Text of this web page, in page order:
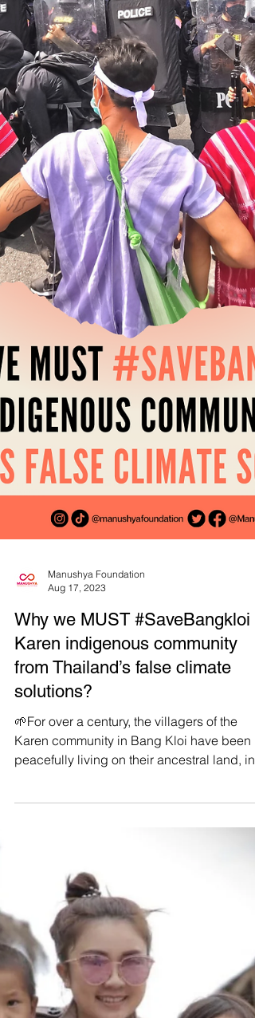
Manushya Foundation
Aug 17, 2023
solutions?
🌱For over a century, the villagers of the
Karen community in Bang Kloi have been
peacefully living on their ancestral land, in
harmony...